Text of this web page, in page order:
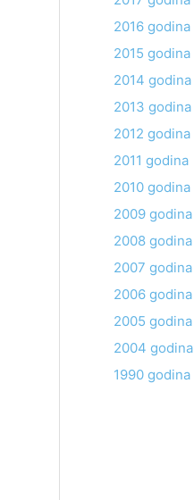
2016 godina
2015 godina
2014 godina
2013 godina
2012 godina
2011 godina
2010 godina
2009 godina
2008 godina
2007 godina
2006 godina
2005 godina
2004 godina
1990 godina